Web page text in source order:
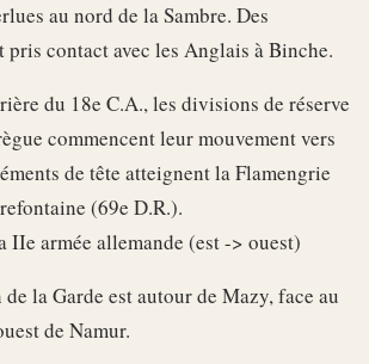
au nord de la Sambre. Des
contact avec les Anglais à Binche.
du 18e C.A., les divisions de réserve
commencent leur mouvement vers
de tête atteignent la Flamengrie
(69e D.R.).
IIe armée allemande (est -> ouest)
la Garde est autour de Mazy, face au
de Namur.